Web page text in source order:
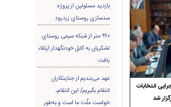
انتخابات
شد
بازدید مسئولین از پروژه
سدسازی روستای زردرود
۹۹۰ متر از شبکه سیمی روستای
لشکریان به کابل خودنگهدار ارتقاء
یافت
عهد می‌بندیم از جنایتکاران
انتقام بگیریم/ این انتقام،
خواست ملّت ما است و به‌طور